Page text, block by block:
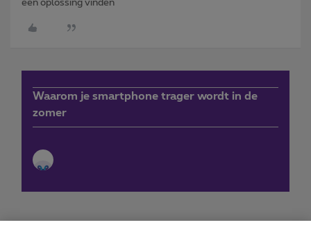
een oplossing vinden
Waarom je smartphone trager wordt in de
zomer